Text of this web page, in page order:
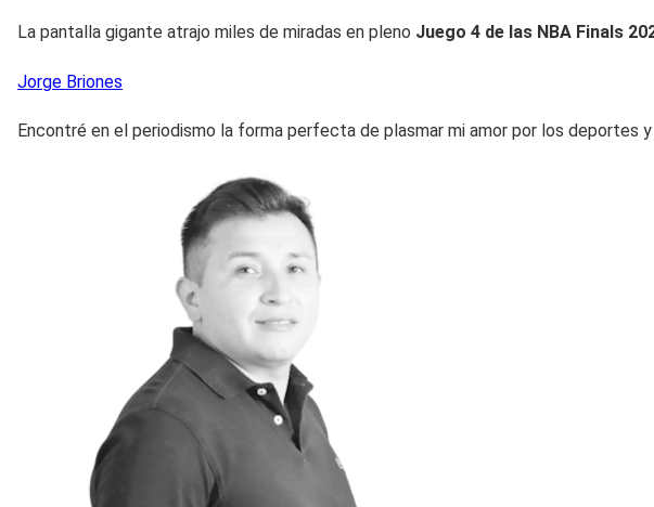
La pantalla gigante atrajo miles de miradas en pleno Juego 4 de las NBA Finals
Jorge Briones
Encontré en el periodismo la forma perfecta de plasmar mi amor por los deportes